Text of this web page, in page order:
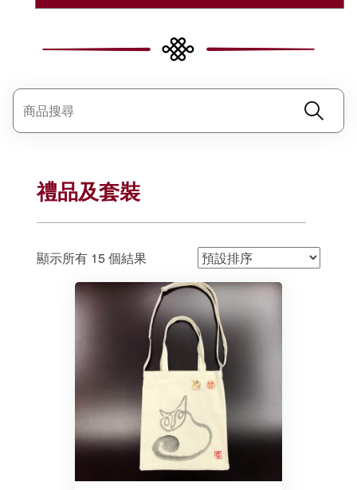
禮品及套裝
顯示所有 15 個結果